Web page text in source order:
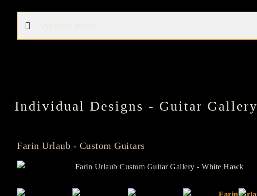
Individual Designs - Guitar Gallery
Farin Urlaub - Custom Guitars